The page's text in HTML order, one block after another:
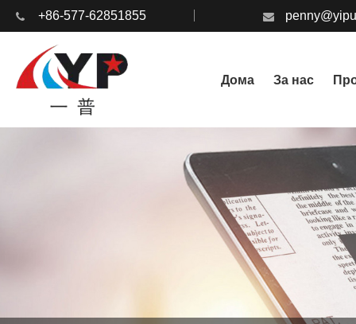
+86-577-62851855
Дома За нас